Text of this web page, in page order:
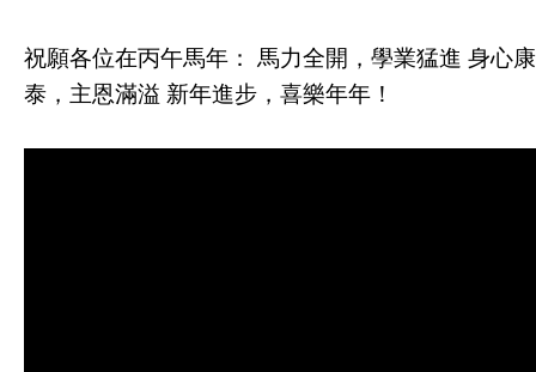
祝願各位在丙午馬年： 馬力全開，學業猛進 身心康
泰，主恩滿溢 新年進步，喜樂年年！